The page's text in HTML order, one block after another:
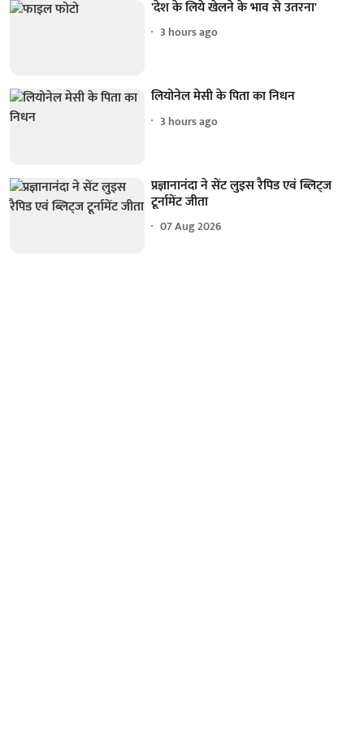
'देश के लिये खेलने के भाव से उतरना'
3 hours ago
लियोनेल मेसी के पिता का निधन
3 hours ago
प्रज्ञानानंदा ने सेंट लुइस रैपिड एवं ब्लिट्ज
टूर्नामेंट जीता
07 Aug 2026